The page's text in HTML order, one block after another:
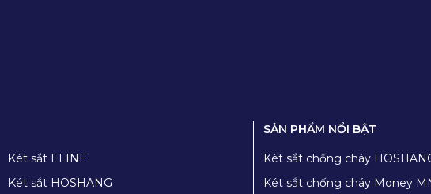
Két sắt ELINE
Két sắt HOSHANG
SẢN PHẨM NỔI BẬT
Két sắt chống cháy
TỬ)
Két sắt chống cháy Money